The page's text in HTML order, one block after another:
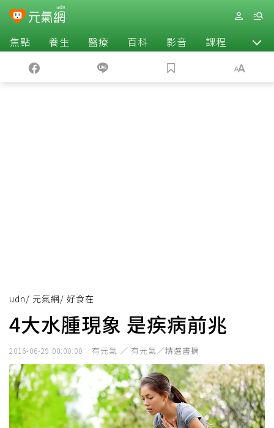
焦點 養生 醫療 百科 影音 課程 退休
udn/ 元氣網/ 好食在
4大水腫現象 是疾病前兆
2016-06-29 00:00:00 有元氣 ／ 有元氣／精選書摘